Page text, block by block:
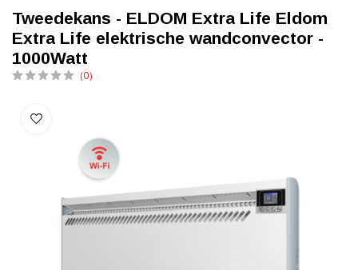
Tweedekans - ELDOM Extra Life Eldom
Extra Life elektrische wandconvector -
1000Watt
(0)